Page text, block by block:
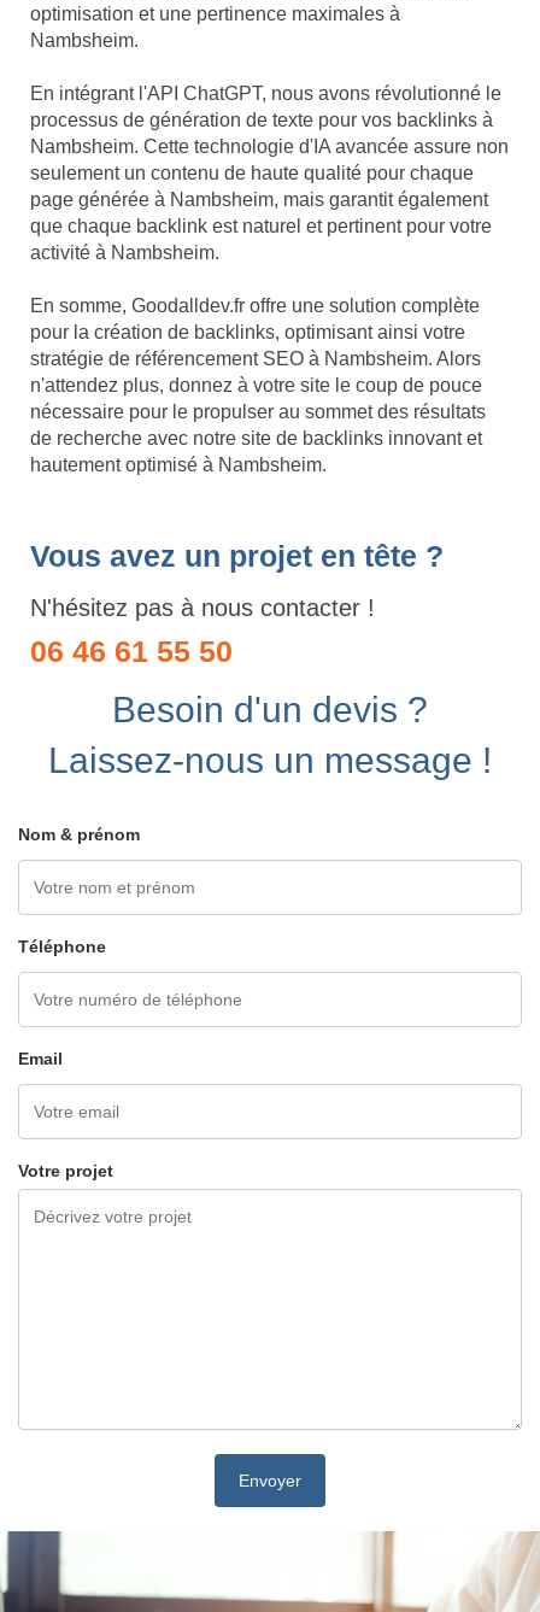
optimisation et une pertinence maximales à
Nambsheim.
En intégrant l'API ChatGPT, nous avons révolutionné le
processus de génération de texte pour vos backlinks à
Nambsheim. Cette technologie d'IA avancée assure non
seulement un contenu de haute qualité pour chaque
page générée à Nambsheim, mais garantit également
que chaque backlink est naturel et pertinent pour votre
activité à Nambsheim.
En somme, Goodalldev.fr offre une solution complète
pour la création de backlinks, optimisant ainsi votre
stratégie de référencement SEO à Nambsheim. Alors
n'attendez plus, donnez à votre site le coup de pouce
nécessaire pour le propulser au sommet des résultats
de recherche avec notre site de backlinks innovant et
hautement optimisé à Nambsheim.
Vous avez un projet en tête ?
N'hésitez pas à nous contacter !
06 46 61 55 50
Besoin d'un devis ?
Laissez-nous un message !
Nom & prénom
Téléphone
Email
Votre projet